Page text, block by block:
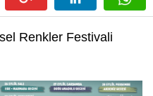
Renkler Festivali